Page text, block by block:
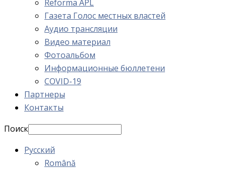
Reforma APL
Газета Голос местных властей
Аудио трансляции
Видео материал
Фотоальбом
Информационные бюллетени
COVID-19
Партнеры
Контакты
Поиск
Русский
Română